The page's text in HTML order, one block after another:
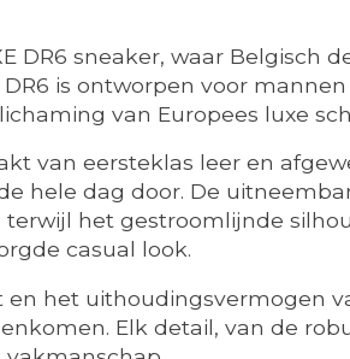
DR6 sneaker, waar
is ontworpen voor
van Europees luxe
van eersteklas leer en
hele dag door. De
het gestroomlijnde
casual look.
het uithoudingsvermogen
Elk detail, van de